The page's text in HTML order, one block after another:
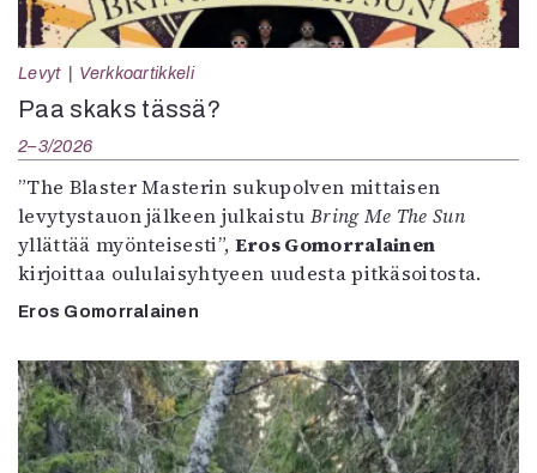
Levyt Verkkoartikkeli
Paa skaks tässä?
2–3/2026
”The Blaster Masterin sukupolven mittaisen
levytystauon jälkeen julkaistu Bring Me The Sun
yllättää myönteisesti”, Eros Gomorralainen
kirjoittaa oululaisyhtyeen uudesta pitkäsoitosta.
Eros Gomorralainen